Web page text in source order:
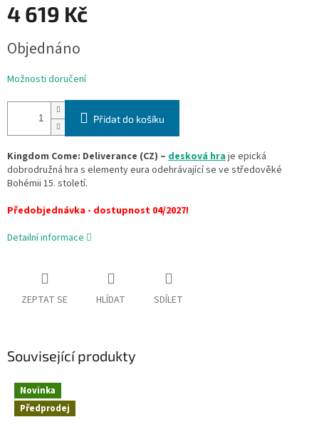
4 619 Kč
cena:
Objednáno
Možnosti doručení
Přidat do košíku
Kingdom Come: Deliverance (CZ) – desková hraje epická
dobrodružná hra s elementy eura odehrávající se ve středověké
Bohémii 15. století.
Předobjednávka - dostupnost 04/2027!
Detailní informace
ZEPTAT SE HLÍDAT SDÍLET
Související produkty
Novinka
Předprodej